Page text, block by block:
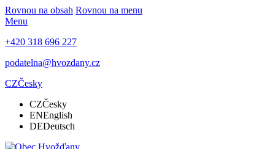
Rovnou na obsah Rovnou na menu
Menu
+420 318 696 227
podatelna@hvozdany.cz
CZČesky
CZČesky
ENEnglish
DEDeutsch